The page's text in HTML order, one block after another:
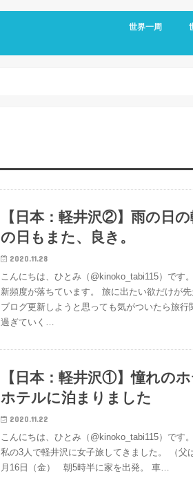
世界一周
アメリカ
メキシコ
キューバ
コロンビア
エクアドル
【日本：軽井沢②】雨の日
の日もまた、良き。
2020.11.28
こんにちは、ひとみ（@kinoko_tabi115）で
新頻度が落ちています。 旅に出たい欲だけが先
ブログ更新しようと思っても気がついたら旅行
過ぎていく…
【日本：軽井沢①】憧れの
ホテルに泊まりました
2020.11.22
こんにちは、ひとみ（@kinoko_tabi115）です
私の3人で軽井沢に女子旅してきました。 （
月16日（金） 朝5時半に家を出発。 車…